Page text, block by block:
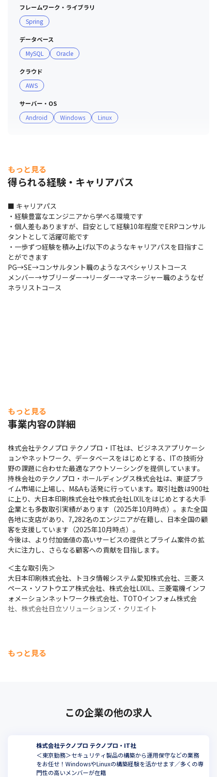
とりが明確な目的意識を持って業務を遂行する文化作りを
行っています
・テクノプロの元エンジニアがCDAに着任し、一人ひとり
のキャリアプランの相談を受け付けています
＜提案ボックスの運営＞
・「従業員のアイデアは会社の貴重な財産である」との考
えから、さまざまな従業員の意見を募集する制度です
い、社員の声を反映しています
・実際に集まった内容をもとに、開始された取り組みも多
・従業員一人ひとりが活力に満ちて業務に取り組み、パフ
ォーマンスを最大限に発揮できるように、「メンタルヘル
ス」および「ハラスメント」についての相談窓口を設置し
ています
・専門的な知識と経験が豊富な有資格者が相談に対応し、
課題やストレスが大きくなる前に、課題解決もしくはスト
レス軽減の方向を見出せるよう、バックアップ体制を整え
ています
・定期的にメンタルヘルス/セルフケア研修（従業員向
け）や、メンタルヘルス/ラインケア研修（管理監督者向
け）を実施し、「早期に気付く」ことの大切さを啓蒙する
とともに、気軽に相談できる雰囲気づくりにも努めていま
フレームワーク・ライブラリ
Spring
データベース
MySQL
Oracle
クラウド
AWS
サーバー・OS
Android
Windows Linux
もっと見る
得られる経験・キャリアパス
■ キャリアパス
・経験豊富なエンジニアから学べる環境です
・個人差もありますが、目安として経験10年程度でERPコンサル
タントとして活躍可能です
・一歩ずつ経験を積み上げ以下のようなキャリアパスを目指すこ
とができます
PG→SE→コンサルタント職のようなスペシャリストコース
メンバー→サブリーダー→リーダー→マネージャー職のようなゼ
ネラリストコース
もっと見る
事業内容の詳細
株式会社テクノプロ テクノプロ・IT社は、ビジネスアプリケーシ
ョンやネットワーク、データベースをはじめとする、ITの技術分
野の課題に合わせた最適なアウトソーシングを提供しています。
持株会社のテクノプロ・ホールディングス株式会社は、東証プラ
イム市場に上場し、M&Aも活発に行っています。取引社数は900社
に上り、大日本印刷株式会社や株式会社LIXILをはじめとする大手
企業とも多数取引実績があります（2025年10月時点）。また全国
各地に支店があり、7,282名のエンジニアが在籍し、日本全国の顧
客を支援しています（2025年10月時点）。
今後は、より付加価値の高いサービスの提供とプライム案件の拡
大に注力し、さらなる顧客への貢献を目指します。
＜主な取引先＞
大日本印刷株式会社、トヨタ情報システム愛知株式会社、三菱ス
ペース・ソフトウエア株式会社、株式会社LIXIL、三菱電機インフ
ォメーションネットワーク株式会社、TOTOインフォム株式会
社、株式会社日立ソリューションズ・クリエイト
もっと見る
この企業の他の求人
株式会社テクノプロ テクノプロ・IT社
＜東京勤務＞セキュリティ製品の構築から運用保守などの業務
をお任せ！WindowsやLinuxの構築経験を活かせます／多くの専
門性の高いメンバーが在籍